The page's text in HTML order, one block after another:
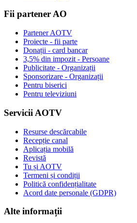
Fii partener AO
Partener AOTV
Proiecte - fii parte
Donații - card bancar
3,5% din impozit - Persoane
Publicitate - Organizații
Sponsorizare - Organizații
Pentru biserici
Pentru televiziuni
Servicii AOTV
Resurse descărcabile
Recepție canal
Aplicația mobilă
Revistă
Tu și AOTV
Termeni și condiții
Politică confidențialitate
Acord date personale (GDPR)
Alte informații